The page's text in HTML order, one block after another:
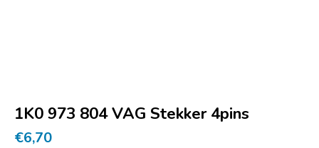
1K0 973 804 VAG Stekker 4pins
€6,70